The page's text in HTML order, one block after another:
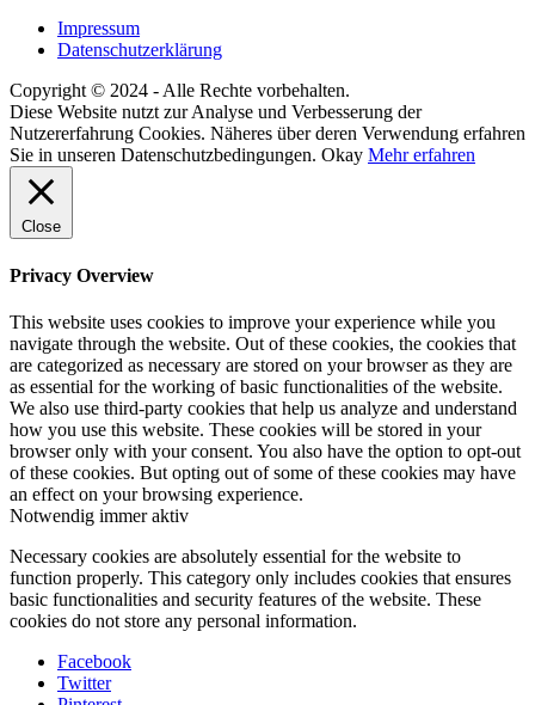
Impressum
Datenschutzerklärung
Copyright © 2024 - Alle Rechte vorbehalten.
Diese Website nutzt zur Analyse und Verbesserung der
Nutzererfahrung Cookies. Näheres über deren Verwendung erfahren
Sie in unseren Datenschutzbedingungen. Okay Mehr erfahren
Close
Privacy Overview
This website uses cookies to improve your experience while you
navigate through the website. Out of these cookies, the cookies that
are categorized as necessary are stored on your browser as they are
as essential for the working of basic functionalities of the website.
We also use third-party cookies that help us analyze and understand
how you use this website. These cookies will be stored in your
browser only with your consent. You also have the option to opt-out
of these cookies. But opting out of some of these cookies may have
an effect on your browsing experience.
Notwendig immer aktiv
Necessary cookies are absolutely essential for the website to
function properly. This category only includes cookies that ensures
basic functionalities and security features of the website. These
cookies do not store any personal information.
Facebook
Twitter